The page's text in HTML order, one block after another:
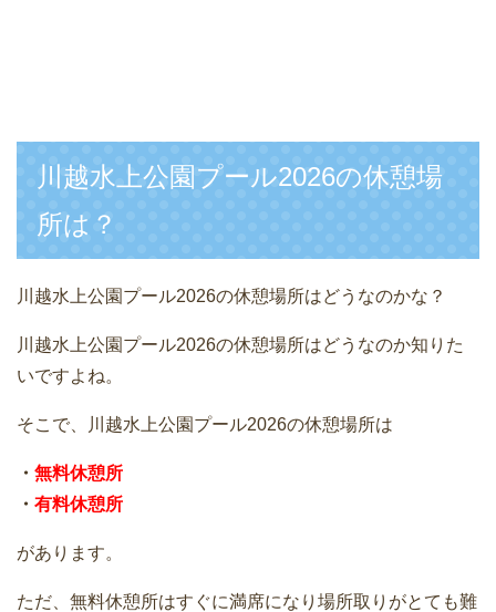
川越水上公園プール2026の休憩場
所は？
川越水上公園プール2026の休憩場所はどうなのかな？
川越水上公園プール2026の休憩場所はどうなのか知りた
いですよね。
そこで、川越水上公園プール2026の休憩場所は
・ 無料休憩所
・ 有料休憩所
があります。
ただ、無料休憩所はすぐに満席になり場所取りがとても難